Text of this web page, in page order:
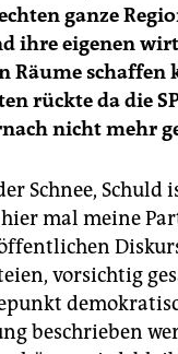
ganze
ihre eigenen
schaffen
rückte da die
nicht mehr
Schnee,
hier mal meine
vorsichtig
beschrieben